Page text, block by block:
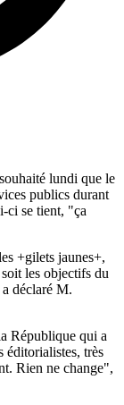
lundi que le
publics durant
ci se tient, "ça
+gilets jaunes+,
les objectifs du
déclaré M.
République qui a
éditorialistes, très
Rien ne change",